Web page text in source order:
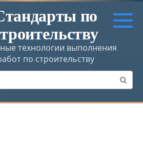
по
технологии выполнения
по строительству